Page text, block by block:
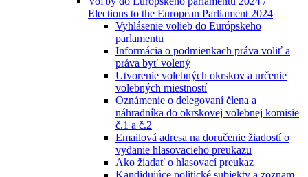
Elections to the European Parliament 2024
Vyhlásenie volieb do Európskeho
parlamentu
Informácia o podmienkach práva voliť a
práva byť volený
Utvorenie volebných okrskov a určenie
volebných miestností
Oznámenie o delegovaní člena a
náhradníka do okrskovej volebnej komisie
č.1 a č.2
Emailová adresa na doručenie žiadostí o
vydanie hlasovacieho preukazu
Ako žiadať o hlasovací preukaz
Kandidujúce politické subjekty a zoznam